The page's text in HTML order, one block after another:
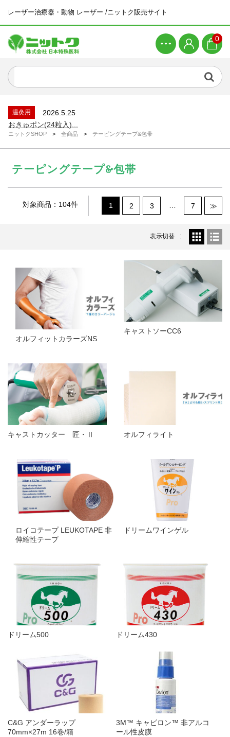
レーザー治療器・動物 レーザー /ニットク販売サイト
0
ピラティスマシン ワンダーチェア...
新着情報
2026.6.26
温灸用
2026.5.25
おきゅポン(24粒入)...
新着情報
2026.4.23
ゴールデンウィーク休業のお知らせ...
2026.4.21
ピラティスマシン スパインコレクター...
新着商品
2026.4.21
ピラティスマシン ワンダーチェア...
ゴールデンウィーク休業のお知らせ...
新着商品
2026.4.21
ピラティスマシン スパインコレクター...
新着商品
ピラティスマシン ワンダーチェア...
ニットクSHOP> 全商品> テーピングテープ&包帯
テーピングテープ&包帯
1 2 3 … 7 ≫
対象商品：104件
表示切替
オルフィットカラーズNS
キャストソーCC6
キャストカッター 匠・Ⅱ オルフィライト
ロイコテープ LEUKOTAPE 非
伸縮性テープ
ドリームワインゲル
ドリーム500 ドリーム430
C&G アンダーラップ
70mm×27m 16巻/箱
3M™ キャビロン™ 非アルコ
ール性皮膜